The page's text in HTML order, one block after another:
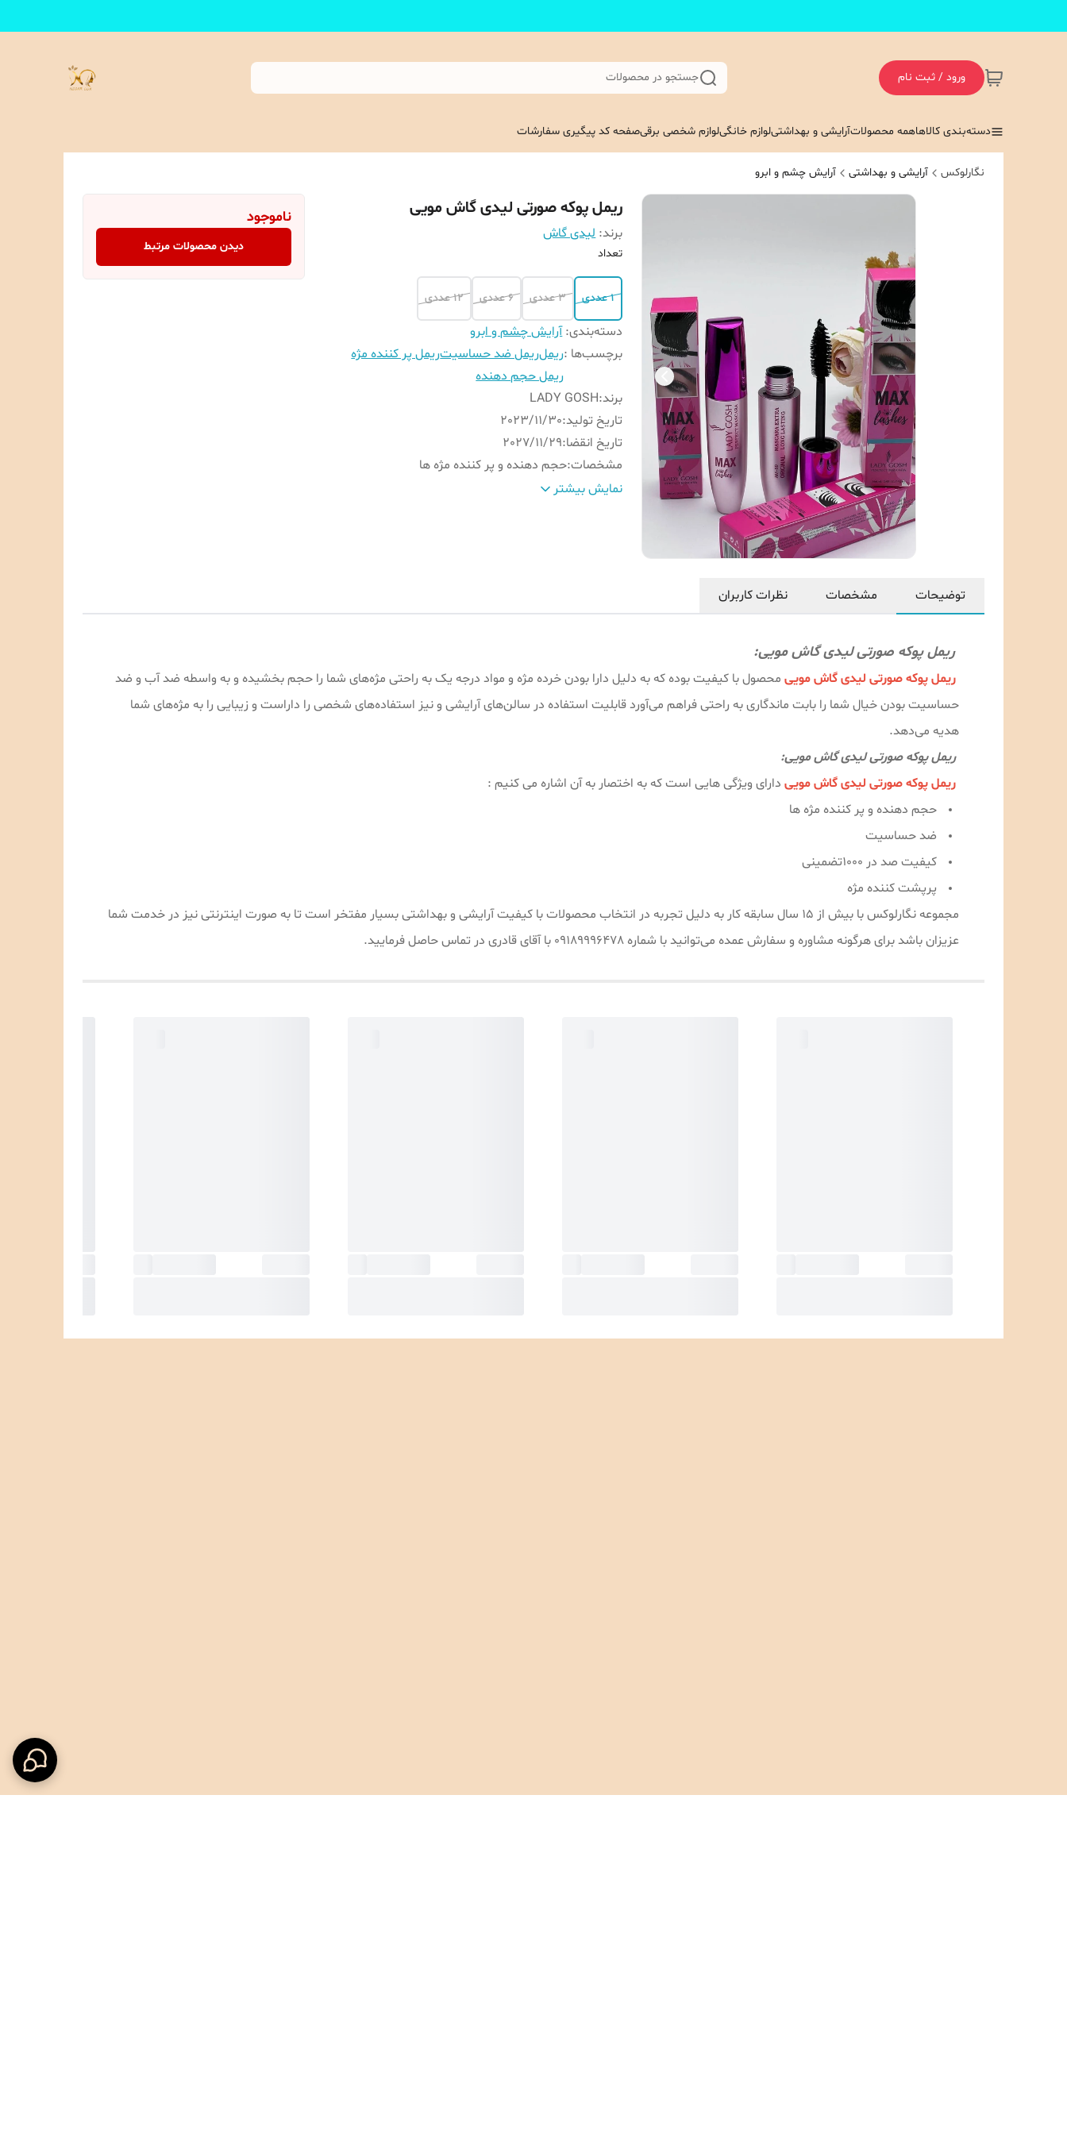
ورود / ثبت نام جستجو در محصولات
دسته‌بندی کالاهاهمه محصولاتآرایشی و بهداشتیلوازم خانگیلوازم شخصی برقیصفحه کد پیگیری سفارشات
نگارلوکس آرایشی و بهداشتی آرایش چشم و ابرو
ریمل پوکه صورتی لیدی گاش مویی
برند: لیدی گاش
تعداد
1 عددی 3 عددی 6 عددی 12 عددی
دسته‌بندی:آرایش چشم و ابرو
برچسب‌ها :ریملریمل ضد حساسیتریمل پر کننده مژه
ریمل حجم دهنده
برند:
LADY GOSH
تاریخ تولید:
2023/11/30
تاریخ انقضا:
2027/11/29
مشخصات:حجم دهنده و پر کننده مژه ها
ضد آب:نه
نمایش بیشتر
ناموجود
دیدن محصولات مرتبط
توضیحات مشخصات نظرات کاربران
ریمل پوکه صورتی لیدی گاش مویی:
ریمل پوکه صورتی لیدی گاش مویی محصول با کیفیت بوده که به دلیل دارا بودن خرده مژه و مواد درجه یک به راحتی مژه‌های شما را حجم بخشیده و به واسطه ضد آب و ضد
حساسیت بودن خیال شما را بابت ماندگاری به راحتی فراهم می‌آورد قابلیت استفاده در سالن‌های آرایشی و نیز استفاده‌های شخصی را داراست و زیبایی را به مژه‌های شما
هدیه می‌دهد.
ریمل پوکه صورتی لیدی گاش مویی:
ریمل پوکه صورتی لیدی گاش مویی دارای ویژگی هایی است که به اختصار به آن اشاره می کنیم :
حجم دهنده و پر کننده مژه ها
ضد حساسیت
کیفیت صد در ۱۰۰۰تضمینی
پرپشت کننده مژه
مجموعه نگارلوکس با بیش از ۱۵ سال سابقه کار به دلیل تجربه در انتخاب محصولات با کیفیت آرایشی و بهداشتی بسیار مفتخر است تا به صورت اینترنتی نیز در خدمت شما
عزیزان باشد برای هرگونه مشاوره و سفارش عمده می‌توانید با شماره 09189996478 با آقای قادری در تماس حاصل فرمایید.